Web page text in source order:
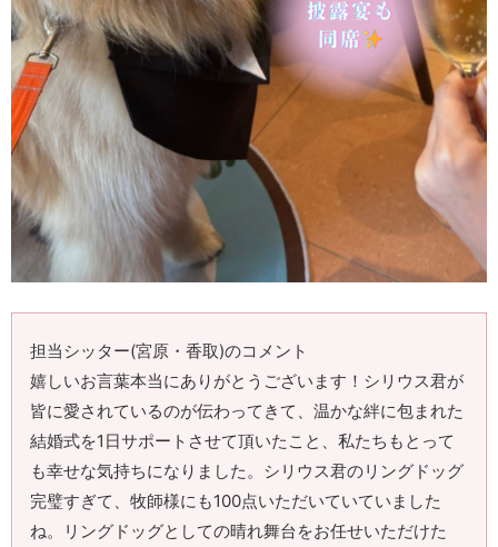
担当シッター(宮原・香取)のコメント
嬉しいお言葉本当にありがとうございます！シリウス君が
皆に愛されているのが伝わってきて、温かな絆に包まれた
結婚式を1日サポートさせて頂いたこと、私たちもとって
も幸せな気持ちになりました。シリウス君のリングドッグ
完璧すぎて、牧師様にも100点いただいていていました
ね。リングドッグとしての晴れ舞台をお任せいただけた